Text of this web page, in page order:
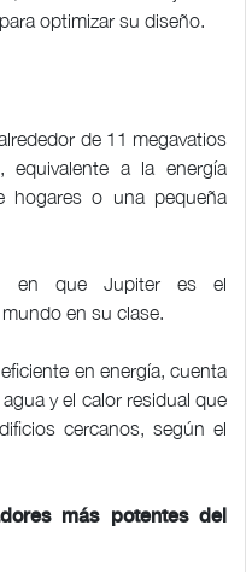
optimizar su diseño.
de 11 megavatios
equivalente a la energía
hogares o una pequeña
en que Jupiter es el
en su clase.
en energía, cuenta
y el calor residual que
cercanos, según el
más potentes del